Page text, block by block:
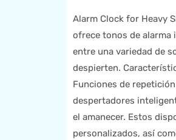
Alarm Clock for Heavy
ofrece tonos de alarma
entre una variedad de
despierten.
Funciones de
despertadores
el amanecer. Estos
personalizados, así